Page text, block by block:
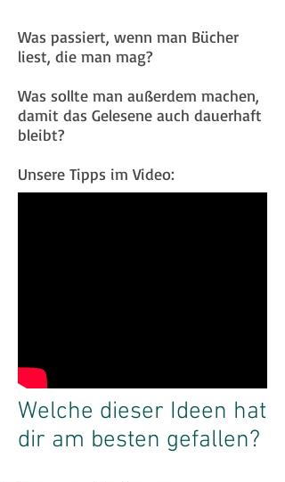
Was passiert, wenn man Bücher
liest, die man mag?
Was sollte man außerdem machen,
damit das Gelesene auch dauerhaft
bleibt?
Unsere Tipps im Video:
Welche dieser Ideen hat
dir am besten gefallen?